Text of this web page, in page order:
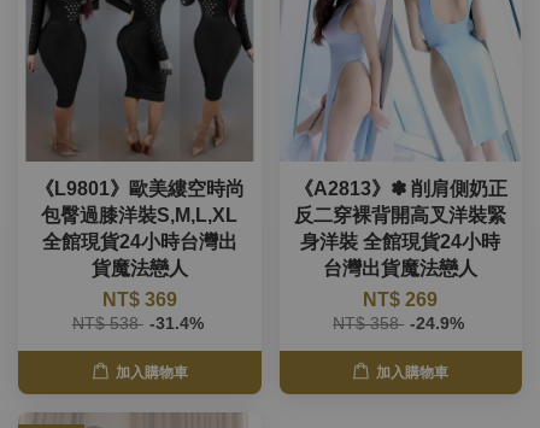
《L9801》歐美縷空時尚
包臀過膝洋裝S,M,L,XL
全館現貨24小時台灣出
貨魔法戀人
NT$ 369
NT$ 538 -31.4%
加入購物車
《A2813》✽ 削肩側奶正
反二穿裸背開高叉洋裝緊
身洋裝 全館現貨24小時
台灣出貨魔法戀人
NT$ 269
NT$ 358 -24.9%
加入購物車